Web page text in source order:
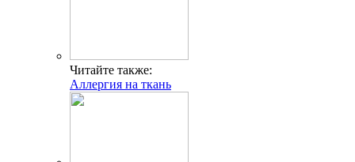
Читайте также:
Аллергия на ткань